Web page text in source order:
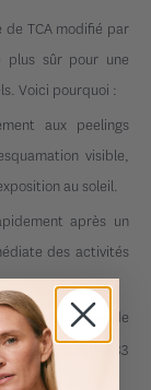
de TCA modifié par
plus sûr pour une
Voici pourquoi :
aux peelings
visible,
au soleil.
après un
des activités
par le peroxyde
le PRX-T33